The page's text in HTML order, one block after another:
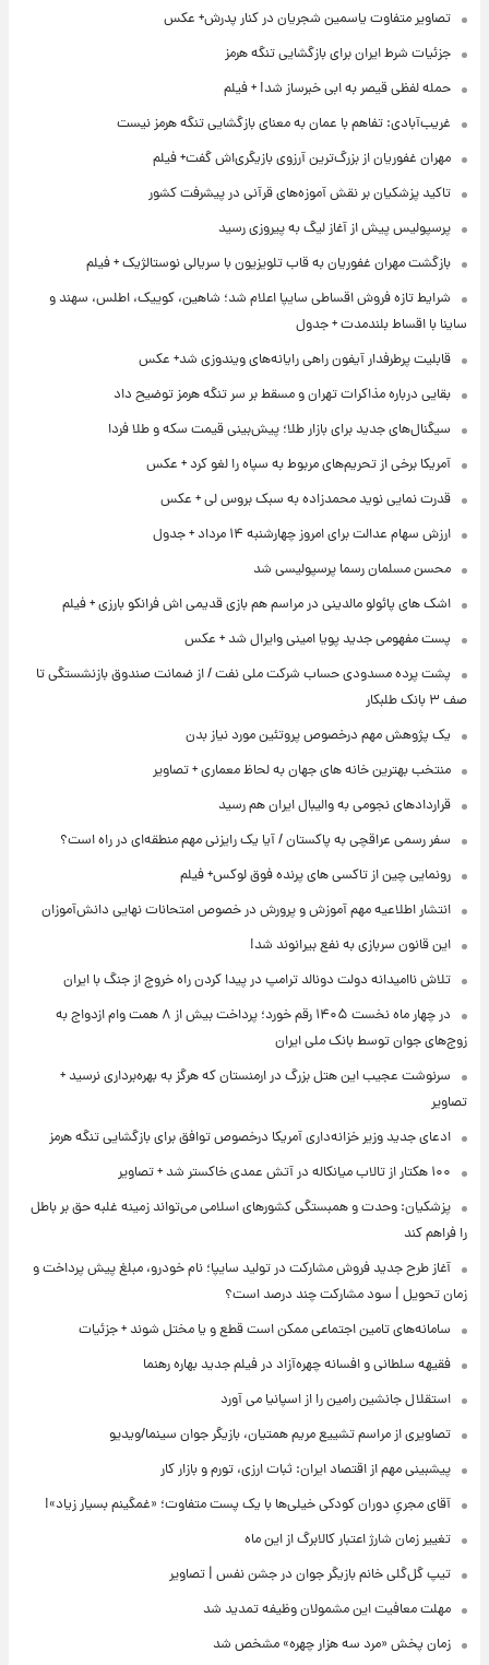
تصاویر متفاوت یاسمین شجریان در کنار پدرش+ عکس
جزئیات شرط ایران برای بازگشایی تنگه هرمز
حمله لفظی قیصر به ابی خبرساز شد! + فیلم
غریب‌آبادی: تفاهم با عمان به معنای بازگشایی تنگه هرمز نیست
مهران غفوریان از بزرگ‌ترین آرزوی بازیگری‌اش گفت+ فیلم
تاکید پزشکیان بر نقش آموزه‌های قرآنی در پیشرفت کشور
پرسپولیس پیش از آغاز لیگ به پیروزی رسید
بازگشت مهران غفوریان به قاب تلویزیون با سریالی نوستالژیک + فیلم
شرایط تازه فروش اقساطی سایپا اعلام شد؛ شاهین، کوییک، اطلس، سهند و
ساینا با اقساط بلندمدت + جدول
قابلیت پرطرفدار آیفون راهی رایانه‌های ویندوزی شد+ عکس
بقایی درباره مذاکرات تهران و مسقط بر سر تنگه هرمز توضیح داد
سیگنال‌های جدید برای بازار طلا؛ پیش‌بینی قیمت سکه و طلا فردا
آمریکا برخی از تحریم‌های مربوط به سپاه را لغو کرد + عکس
قدرت نمایی نوید محمدزاده به سبک بروس لی + عکس
ارزش سهام عدالت برای امروز چهارشنبه ۱۴ مرداد + جدول
محسن مسلمان رسما پرسپولیسی شد
اشک های پائولو مالدینی در مراسم هم بازی قدیمی اش فرانکو بارزی + فیلم
پست مفهومی جدید پویا امینی وایرال شد + عکس
پشت پرده‌ مسدودی حساب شرکت ملی نفت / از ضمانت صندوق بازنشستگی تا
صف ۳ بانک طلبکار
یک پژوهش مهم درخصوص پروتئین مورد نیاز بدن
منتخب بهترین خانه های جهان به لحاظ معماری + تصاویر
قراردادهای نجومی به والیبال ایران هم رسید
سفر رسمی عراقچی به پاکستان / آیا یک رایزنی مهم منطقه‌ای در راه است؟
رونمایی چین از تاکسی های پرنده فوق لوکس+ فیلم
انتشار اطلاعیه مهم آموزش و پرورش در خصوص امتحانات نهایی دانش‌آموزان
این قانون سربازی به نفع بیرانوند شد!
تلاش ناامیدانه‌ دولت دونالد ترامپ در پیدا کردن راه خروج از جنگ با ایران
در چهار ماه نخست ۱۴۰۵ رقم خورد؛ پرداخت بیش از ۸ همت وام ازدواج به
زوج‌های جوان توسط بانک ملی ایران
سرنوشت عجیب این هتل بزرگ در ارمنستان که هرگز به بهره‌برداری نرسید +
تصاویر
ادعای جدید وزیر خزانه‌داری آمریکا درخصوص توافق برای بازگشایی تنگه هرمز
۱۰۰ هکتار از تالاب میانکاله در آتش عمدی خاکستر شد + تصاویر
پزشکیان: وحدت و همبستگی کشورهای اسلامی می‌تواند زمینه غلبه حق بر باطل
را فراهم کند
آغاز طرح جدید فروش مشارکت در تولید سایپا؛ نام خودرو، مبلغ پیش پرداخت و
زمان تحویل | سود مشارکت چند درصد است؟
سامانه‌های تامین اجتماعی ممکن است قطع و یا مختل شوند + جزئیات
فقیهه سلطانی و افسانه چهره‌آزاد در فیلم جدید بهاره رهنما
استقلال جانشین رامین را از اسپانیا می آورد
تصاویری از مراسم تشییع مریم همتیان، بازیگر جوان سینما/ویدیو
پیشبینی مهم از اقتصاد ایران: ثبات ارزی، تورم و بازار کار
آقای مجریِ دوران کودکی خیلی‌ها با یک پست متفاوت؛ «غمگینم بسیار زیاد»!
تغییر زمان شارژ اعتبار کالابرگ از این ماه
تیپ گل‌گلی خانم بازیگر جوان در جشن نفس | تصاویر
مهلت معافیت این مشمولان وظیفه تمدید شد
زمان پخش «مرد سه هزار چهره» مشخص شد